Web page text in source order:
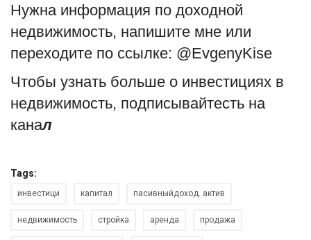
Нужна информация по доходной
недвижимость, напишите мне или
переходите по ссылке: @EvgenyKise
Чтобы узнать больше о инвестициях в
недвижимость, подписывайтесть на
канал
Tags:
инвестици капитал пасивныйдоход. актив
недвижимость стройка аренда продажа